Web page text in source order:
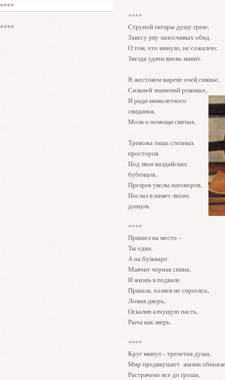
****
Струной гитары душу грею,
Завесу рву заносчивых обид.
О том, что минуло, не сожалею:
Звезда удачи вновь манит.
В жестоком мареве очей сиянье,
Сильней знамений роковых,
И ради мимолетного
свиданья,
Моля о помощи святых.
Тревожа тишь степных
просторов.
Под звон валдайских
бубенцов,
Презрев уколы наговоров,
Послал в намет лихих
донцов.
****
Пришел на место –
Ты одна.
А на бульваре.
Маячит черная спина,
И жизнь в подвале.
Пришла, хозяев не спросясь,
Ломая дверь,
Оскалив алчущую пасть,
Рыча как зверь.
****
Круг минул – трепетна душа,
Мир предвкушает жизни
Растрачено все до гроша,
****
****